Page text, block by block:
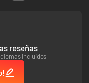
combate para atravesar
mientras progresas
el camino que se
un entorno totalmente
tu ventaja estratégica.
reseñas
incluidos